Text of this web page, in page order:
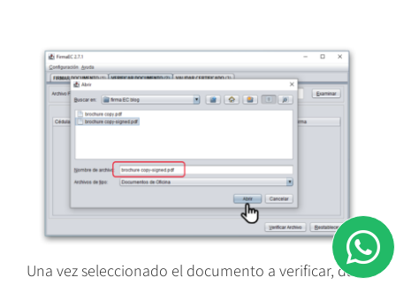
Una vez seleccionado el documento a verificar, da